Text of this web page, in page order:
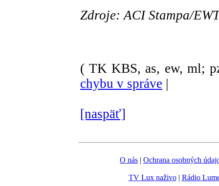
Zdroje: ACI Stampa/
( TK KBS, as, ew, ml;
chybu v správe |
[naspäť]
O nás | Ochrana osobných
TV Lux naživo| Rádio